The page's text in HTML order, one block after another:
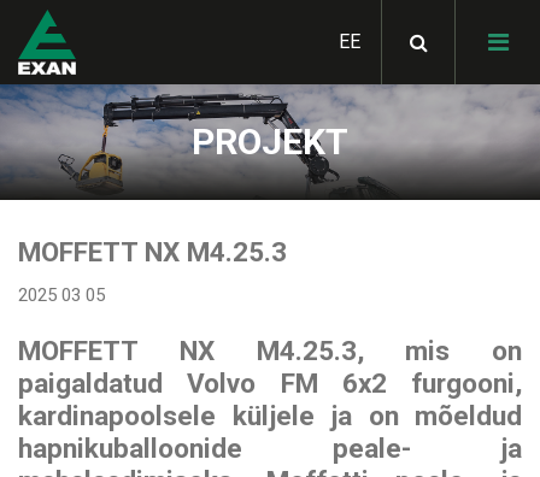
HIAB kaubatõstukid
kastivahetussüsteemid
JONSERED
materjalitõstukid
STAS kallutavad
poolhaagised
JYKI metsaveohaagised
GHH RAND kompressorid
GARDNER DENVER
kompressorid
Hüdrosüsteemid
PROJEKT
MOFFETT NX M4.25.3
2025 03 05
MOFFETT NX M4.25.3, mis on
paigaldatud Volvo FM 6x2 furgooni,
kardinapoolsele küljele ja on mõeldud
hapnikuballoonide peale- ja